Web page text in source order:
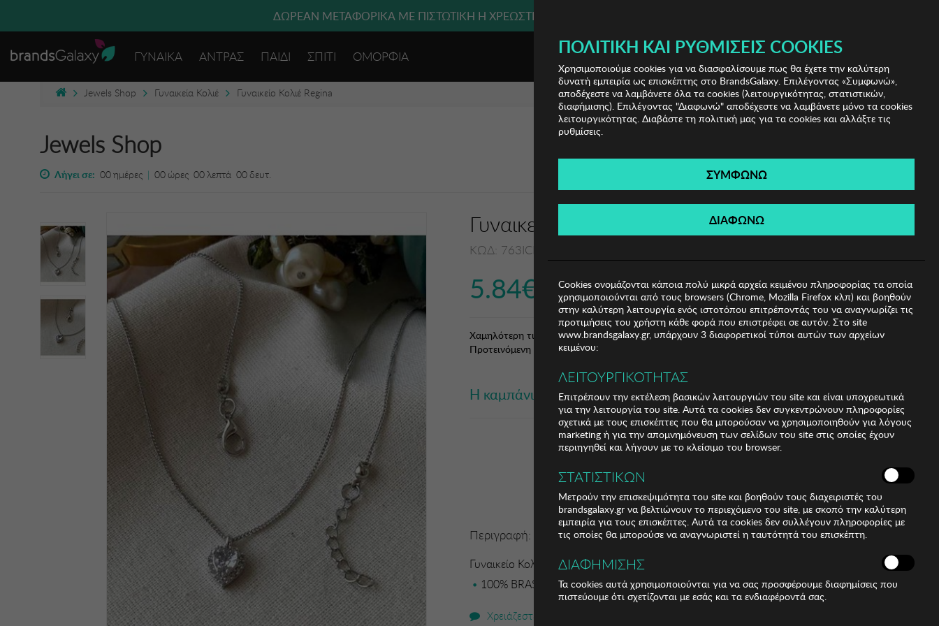
ΔΩΡΕΑΝ ΜΕΤΑΦΟΡΙΚΑ ΜΕ ΑΓΟΡΕΣ ΑΠΌ 49€ ΚΑΙ ΆΝΩ!
ΔΩΡΕΑΝ ΜΕΤΑΦΟΡΙΚΑ ΜΕ ΠΙΣΤΩΤΙΚΗ Ή ΧΡΕΩΣΤΙΚΗ ΚΑΡΤΑ, PAYPAL & IRIS!
ΓΥΝΑΙΚΑ ΑΝΤΡΑΣ ΠΑΙΔΙ ΣΠΙΤΙ ΟΜΟΡΦΙΑ (0)
Jewels Shop Γυναικεία Κολιέ Γυναικείο Κολιέ Regina
Jewels Shop
Λήγει σε: 00ημέρες | 00 ώρες 00λεπτά 00 δευτ.
Γυναικείο Κολιέ Regina
ΚΩΔ: 763ICN1135
5.84€
Χαμηλότερη τιμή 30 ημερών: 6,22 € (6,13%)
Προτεινόμενη Λ.Τ.: 19,99 € (70,80%)
Η καμπάνια έχει λήξει
Περιγραφή:
Γυναικείο Κολιέ Regina
100% BRASS 14K Coating Length: 45 cm
Χρειάζεστε βοήθεια;
ΠΟΛΙΤΙΚΉ ΚΑΙ ΡΥΘΜΊΣΕΙΣ COOKIES
Χρησιμοποιούμε cookies για να διασφαλίσουμε πως θα έχετε την καλύτερη
δυνατή εμπειρία ως επισκέπτης στο BrandsGalaxy. Επιλέγοντας «Συμφωνώ»,
αποδέχεστε να λαμβάνετε όλα τα cookies (λειτουργικότητας, στατιστικών,
διαφήμισης). Επιλέγοντας "Διαφωνώ" αποδέχεστε να λαμβάνετε μόνο τα cookies
λειτουργικότητας. Διαβάστε τη πολιτική μας για τα cookies και αλλάξτε τις
ρυθμίσεις.
ΣΥΜΦΩΝΩ
ΔΙΑΦΩΝΩ
Cookies ονομάζονται κάποια πολύ μικρά αρχεία κειμένου πληροφορίας τα οποία
χρησιμοποιούνται από τους browsers (Chrome, Mozilla Firefox κλπ) και βοηθούν
στην καλύτερη λειτουργία ενός ιστοτόπου επιτρέποντάς του να αναγνωρίζει τις
προτιμήσεις του χρήστη κάθε φορά που επιστρέφει σε αυτόν. Στο site
www.brandsgalaxy.gr, υπάρχουν 3 διαφορετικοί τύποι αυτών των αρχείων
κειμένου:
ΛΕΙΤΟΥΡΓΙΚΟΤΗΤΑΣ
Επιτρέπουν την εκτέλεση βασικών λειτουργιών του site και είναι υποχρεωτικά
για την λειτουργία του site. Αυτά τα cookies δεν συγκεντρώνουν πληροφορίες
σχετικά με τους επισκέπτες που θα μπορούσαν να χρησιμοποιηθούν για λόγους
marketing ή για την απομνημόνευση των σελίδων του site στις οποίες έχουν
περιηγηθεί και λήγουν με το κλείσιμο του browser.
ΣΤΑΤΙΣΤΙΚΩΝ
Μετρούν την επισκεψιμότητα του site και βοηθούν τους διαχειριστές του
brandsgalaxy.gr να βελτιώνουν το περιεχόμενο του site, με σκοπό την καλύτερη
εμπειρία για τους επισκέπτες. Αυτά τα cookies δεν συλλέγουν πληροφορίες με
τις οποίες θα μπορούσε να αναγνωριστεί η ταυτότητά του επισκέπτη.
ΔΙΑΦΗΜΙΣΗΣ
Τα cookies αυτά χρησιμοποιούνται για να σας προσφέρουμε διαφημίσεις που
πιστεύουμε ότι σχετίζονται με εσάς και τα ενδιαφέροντά σας.